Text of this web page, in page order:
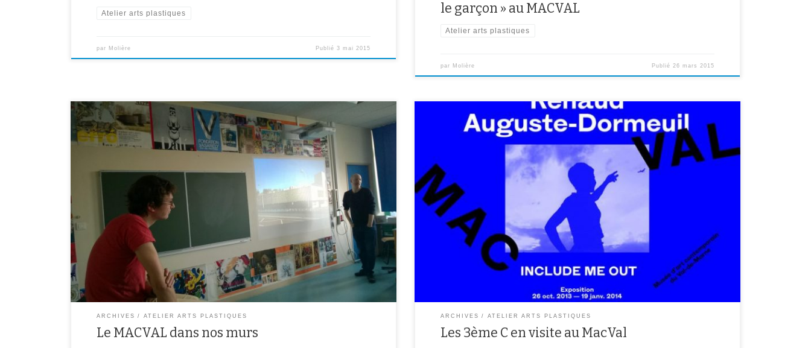
Atelier arts plastiques
par Molière Publié3 mai 2015
le garçon » au MACVAL
Atelier arts plastiques
par Molière Publié26 mars 2015
Visite contée de l’exposition AD NAUSEAM de Tania Mouraud en salle d’arts plastiques.
Ce jeudi 22 janvier, les élèves de 3ème C, ont eu la chance d’écouter le récit écrit et
raconté par le conteur Julien Tauber à partir de l’exposition « Ad Nauseam » de l’artiste
Tania Mouraud, actuellement présentée au Musée d’Art […]
ARCHIVES ATELIER ARTS PLASTIQUES
Le MACVAL dans nos murs
Renaud Auguste-Dormeuil, « INCLUDE ME OUT » Exposition monographique Le vendredi
6 décembre, les élèves de 3ème C, sont allés visiter l’exposition « Include me out »
présentée actuellement au Musée d’Art contemporain du Val-de-Marne. Il s’agissait là de
la première séance du projet inter établissements engagé cette année avec la classe
de 3ème […]
ARCHIVES ATELIER ARTS PLASTIQUES
Les 3ème C en visite au MacVal